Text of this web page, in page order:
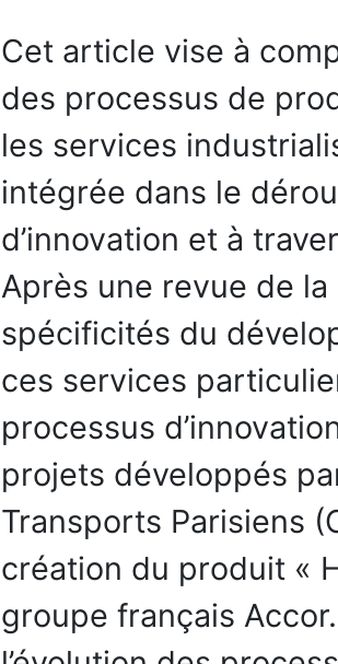
Cet article vise à
des processus de
les services
intégrée dans le
d’innovation et à
Après une revue de
spécificités du
ces services
processus
projets développés
Transports Parisiens
création du produit «
groupe français